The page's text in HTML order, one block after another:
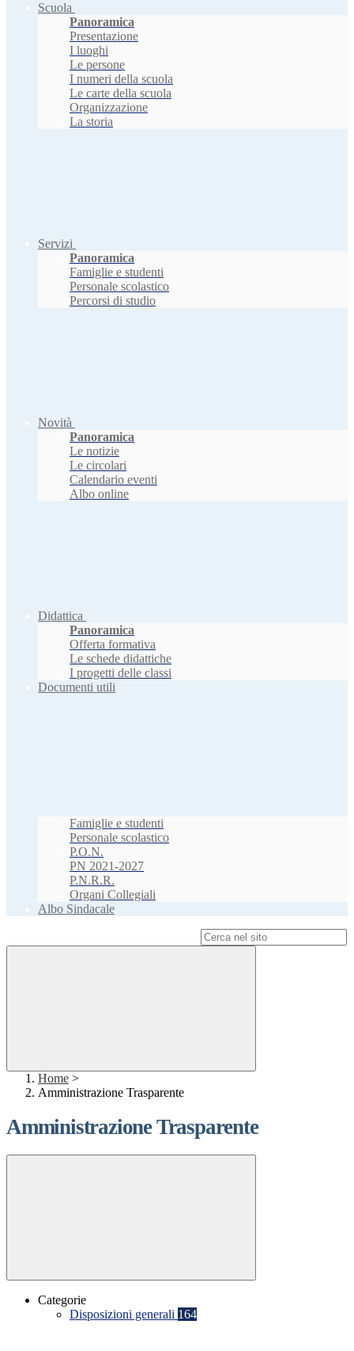
Scuola
Panoramica
Presentazione
I luoghi
Le persone
I numeri della scuola
Le carte della scuola
Organizzazione
La storia
Servizi
Panoramica
Famiglie e studenti
Personale scolastico
Percorsi di studio
Novità
Panoramica
Le notizie
Le circolari
Calendario eventi
Albo online
Didattica
Panoramica
Offerta formativa
Le schede didattiche
I progetti delle classi
Documenti utili
Famiglie e studenti
Personale scolastico
P.O.N.
PN 2021-2027
P.N.R.R.
Organi Collegiali
Albo Sindacale
Home >
Amministrazione Trasparente
Amministrazione Trasparente
Categorie
Disposizioni generali 164